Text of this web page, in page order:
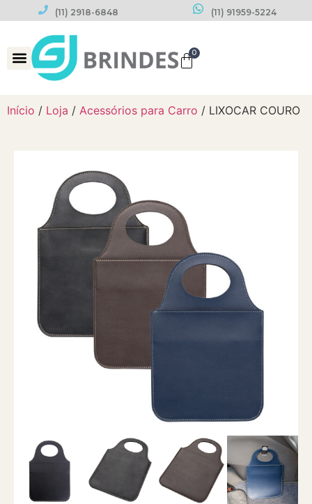
(11) 2918-6848 (11) 91959-5224
0
Início / Loja / Acessórios para Carro / LIXOCAR COURO